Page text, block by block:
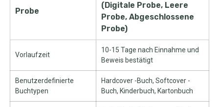
Probe
(Digitale Probe, Leere
Probe, Abgeschlossene
Probe)
Vorlaufzeit
10-15 Tage nach Einnahme und
Beweis bestätigt
Benutzerdefinierte
Buchtypen
Hardcover -Buch, Softcover -
Buch, Kinderbuch, Kartonbuch